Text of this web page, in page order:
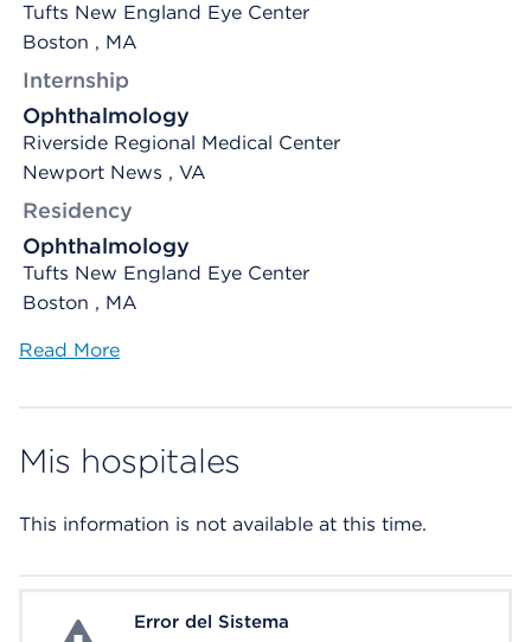
Tufts New England Eye Center
Boston , MA
Internship
Ophthalmology
Riverside Regional Medical Center
Newport News , VA
Residency
Ophthalmology
Tufts New England Eye Center
Boston , MA
Read More
Mis hospitales
This information is not available at this time.
System ErrorError del Sistema